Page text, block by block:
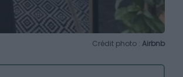
Crédit photo : Airbnb